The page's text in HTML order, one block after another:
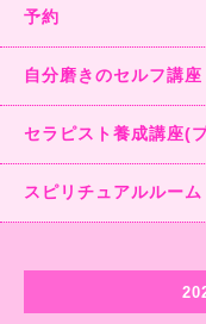
予約
自分磨きのセルフ講座
セラピスト養成講座(
スピリチュアルルーム